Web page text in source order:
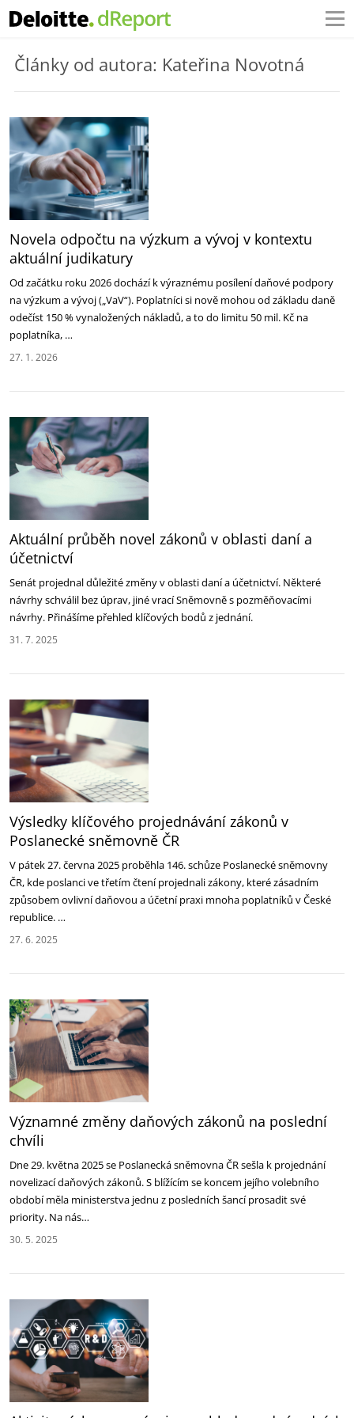
Články od autora: Kateřina Novotná
Novela odpočtu na výzkum a vývoj v kontextu
aktuální judikatury
Od začátku roku 2026 dochází k výraznému posílení daňové podpory
na výzkum a vývoj („VaV“). Poplatníci si nově mohou od základu daně
odečíst 150 % vynaložených nákladů, a to do limitu 50 mil. Kč na
poplatníka, …
27. 1. 2026
Aktuální průběh novel zákonů v oblasti daní a
účetnictví
Senát projednal důležité změny v oblasti daní a účetnictví. Některé
návrhy schválil bez úprav, jiné vrací Sněmovně s pozměňovacími
návrhy. Přinášíme přehled klíčových bodů z jednání.
31. 7. 2025
Výsledky klíčového projednávání zákonů v
Poslanecké sněmovně ČR
V pátek 27. června 2025 proběhla 146. schůze Poslanecké sněmovny
ČR, kde poslanci ve třetím čtení ‎projednali zákony, které zásadním
způsobem ovlivní daňovou a účetní praxi mnoha poplatníků v České
‎republice. …
27. 6. 2025
Významné změny daňových zákonů na poslední
chvíli
Dne 29. května 2025 se Poslanecká sněmovna ČR sešla k projednání
novelizací daňových zákonů. S blížícím se koncem jejího volebního
období měla ministerstva jednu z posledních šancí prosadit své
priority. Na nás…
30. 5. 2025